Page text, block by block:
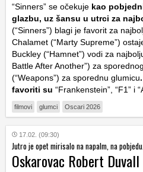
“Sinners” se očekuje kao
glazbu, uz šansu u utrci za
(“Sinners”) blagi je favorit za
Chalamet (“Marty Supreme”)
Buckley (“Hamnet”) vodi za
Battle After Another”) za
(“Weapons”) za sporednu glumicu
favoriti su “Frankenstein”, “F1” i
filmovi glumci Oscari 2026
17.02. (09:30)
Jutro je opet mirisalo na napalm, na
Oskarovac Robert